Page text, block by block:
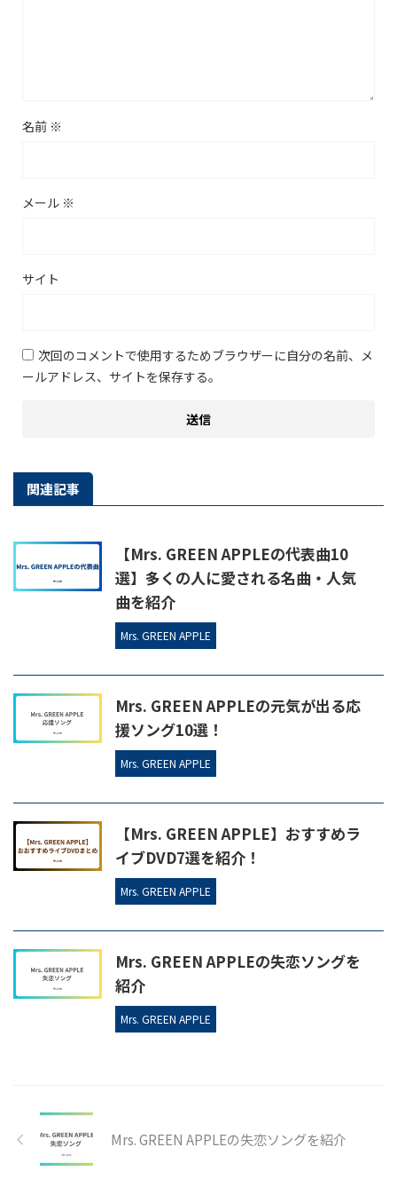
名前 ※
メール ※
サイト
次回のコメントで使用するためブラウザーに自分の名前、メ
ールアドレス、サイトを保存する。
関連記事
【Mrs. GREEN APPLEの代表曲10
選】多くの人に愛される名曲・人気
曲を紹介
Mrs. GREEN APPLE
Mrs. GREEN APPLEの元気が出る応
援ソング10選！
Mrs. GREEN APPLE
【Mrs. GREEN APPLE】おすすめラ
イブDVD7選を紹介！
Mrs. GREEN APPLE
Mrs. GREEN APPLEの失恋ソングを
紹介
Mrs. GREEN APPLE
Mrs. GREEN APPLEの失恋ソングを紹介